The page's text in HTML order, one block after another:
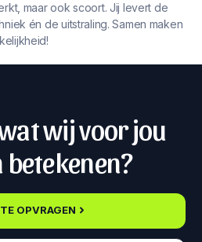
maar ook scoort. Jij levert de
én de uitstraling. Samen maken
wij voor jou
OPVRAGEN